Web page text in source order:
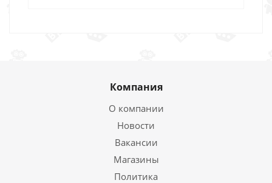
Компания
О компании
Новости
Вакансии
Магазины
Политика